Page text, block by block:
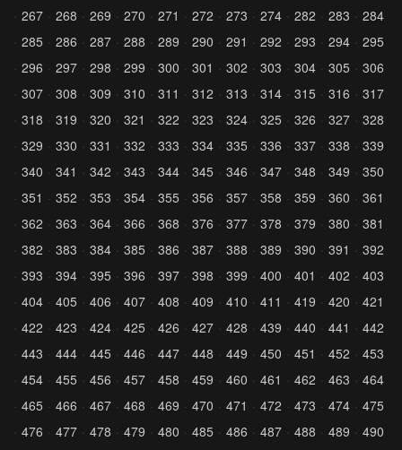
267
268 269 270 271 272 273 274 282 283
284
285
286 287 288 289 290 291 292 293 294
295
296
297 298 299 300 301 302 303 304 305
306
307
308 309 310 311 312 313 314 315 316
317
318
319 320 321 322 323 324 325 326 327
328
329
330 331 332 333 334 335 336 337 338
339
340
341 342 343 344 345 346 347 348 349
350
351
352 353 354 355 356 357 358 359 360
361
362
363 364 366 368 376 377 378 379 380
381
382
383 384 385 386 387 388 389 390 391
392
393
394 395 396 397 398 399 400 401 402
403
404
405 406 407 408 409 410 411 419 420
421
422
423 424 425 426 427 428 439 440 441
442
443
444 445 446 447 448 449 450 451 452
453
454
455 456 457 458 459 460 461 462 463
464
465
466 467 468 469 470 471 472 473 474
475
476
477 478 479 480 485 486 487 488 489
490